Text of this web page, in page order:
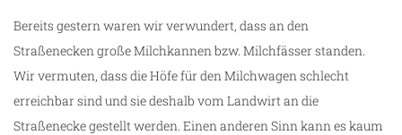
Bereits gestern waren wir verwundert, dass an den
Straßenecken große Milchkannen bzw. Milchfässer standen.
Wir vermuten, dass die Höfe für den Milchwagen schlecht
erreichbar sind und sie deshalb vom Landwirt an die
Straßenecke gestellt werden. Einen anderen Sinn kann es kaum